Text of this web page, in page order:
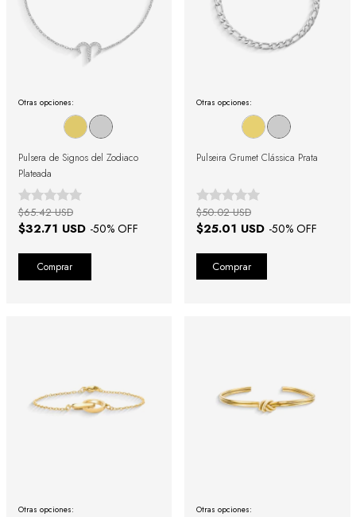
Otras opciones:
Pulsera de Signos del Zodiaco
Plateada
$32.71 USD -50% OFF
$65.42 USD
Comprar
Otras opciones:
Pulseira Grumet Clássica Prata
$25.01 USD -50% OFF
$50.02 USD
Otras opciones: Otras opciones: